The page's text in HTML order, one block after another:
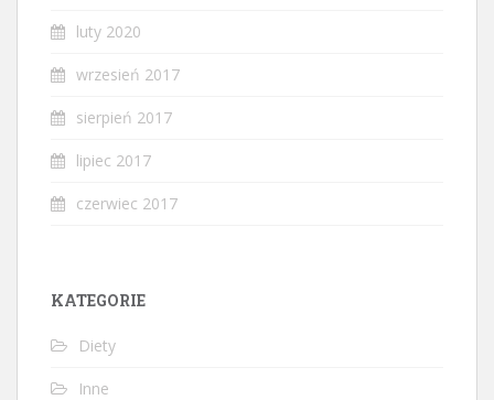
luty 2020
wrzesień 2017
sierpień 2017
lipiec 2017
czerwiec 2017
KATEGORIE
Diety
Inne